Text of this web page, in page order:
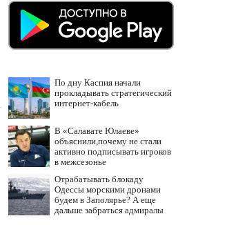
По дну Каспия начали
прокладывать стратегический
интернет-кабель
В «Салавате Юлаеве»
объяснили,почему не стали
активно подписывать игроков
в межсезонье
Отрабатывать блокаду
Одессы морскими дронами
будем в Заполярье? А еще
дальше забраться адмиралы